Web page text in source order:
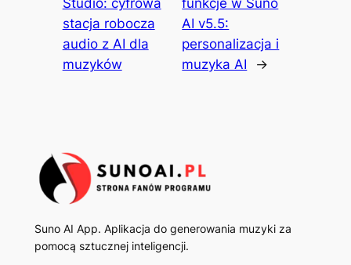
stacja robocza
audio z AI dla
muzyków
AI v5.5:
personalizacja i
muzyka AI
→
Suno AI App. Aplikacja do generowania muzyki za
pomocą sztucznej inteligencji.